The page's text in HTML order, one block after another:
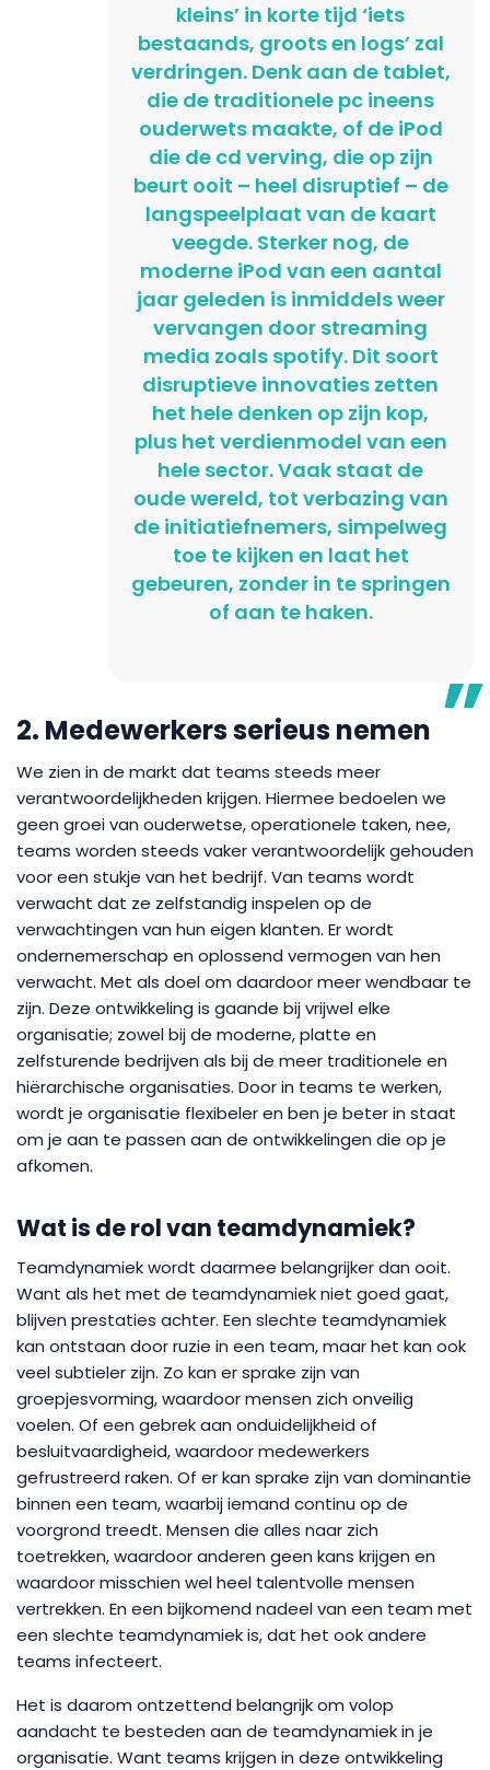
kleins’ in korte tijd ‘iets
bestaands, groots en logs’ zal
verdringen. Denk aan de tablet,
die de traditionele pc ineens
ouderwets maakte, of de iPod
die de cd verving, die op zijn
beurt ooit – heel disruptief – de
langspeelplaat van de kaart
veegde. Sterker nog, de
moderne iPod van een aantal
jaar geleden is inmiddels weer
vervangen door streaming
media zoals spotify. Dit soort
disruptieve innovaties zetten
het hele denken op zijn kop,
plus het verdienmodel van een
hele sector. Vaak staat de
oude wereld, tot verbazing van
de initiatiefnemers, simpelweg
toe te kijken en laat het
gebeuren, zonder in te springen
of aan te haken.
2. Medewerkers serieus nemen
We zien in de markt dat teams steeds meer
verantwoordelijkheden krijgen. Hiermee bedoelen we
geen groei van ouderwetse, operationele taken, nee,
teams worden steeds vaker verantwoordelijk gehouden
voor een stukje van het bedrijf. Van teams wordt
verwacht dat ze zelfstandig inspelen op de
verwachtingen van hun eigen klanten. Er wordt
ondernemerschap en oplossend vermogen van hen
verwacht. Met als doel om daardoor meer wendbaar te
zijn. Deze ontwikkeling is gaande bij vrijwel elke
organisatie; zowel bij de moderne, platte en
zelfsturende bedrijven als bij de meer traditionele en
hiërarchische organisaties. Door in teams te werken,
wordt je organisatie flexibeler en ben je beter in staat
om je aan te passen aan de ontwikkelingen die op je
afkomen.
Wat is de rol van teamdynamiek?
Teamdynamiek wordt daarmee belangrijker dan ooit.
Want als het met de teamdynamiek niet goed gaat,
blijven prestaties achter. Een slechte teamdynamiek
kan ontstaan door ruzie in een team, maar het kan ook
veel subtieler zijn. Zo kan er sprake zijn van
groepjesvorming, waardoor mensen zich onveilig
voelen. Of een gebrek aan onduidelijkheid of
besluitvaardigheid, waardoor medewerkers
gefrustreerd raken. Of er kan sprake zijn van dominantie
binnen een team, waarbij iemand continu op de
voorgrond treedt. Mensen die alles naar zich
toetrekken, waardoor anderen geen kans krijgen en
waardoor misschien wel heel talentvolle mensen
vertrekken. En een bijkomend nadeel van een team met
een slechte teamdynamiek is, dat het ook andere
teams infecteert.
Het is daarom ontzettend belangrijk om volop
aandacht te besteden aan de teamdynamiek in je
organisatie. Want teams krijgen in deze ontwikkeling